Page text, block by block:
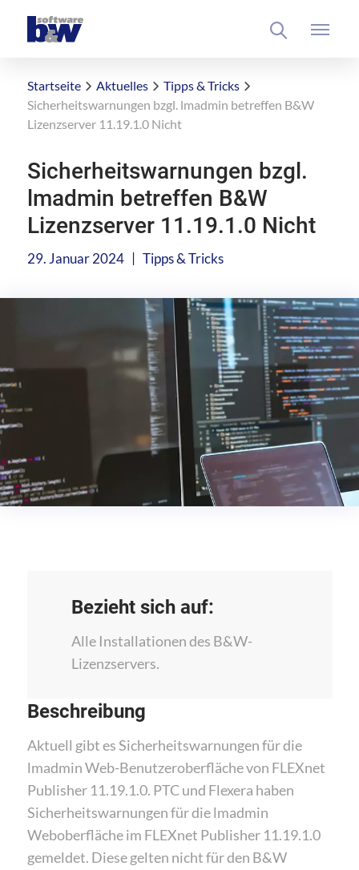
Startseite Aktuelles
Tipps & Tricks
Sicherheitswarnungen bzgl. lmadmin betreffen B&W
Lizenzserver 11.19.1.0 Nicht
Sicherheitswarnungen bzgl.
lmadmin betreffen B&W
Lizenzserver 11.19.1.0 Nicht
29. Januar 2024 | Tipps & Tricks
Bezieht sich auf:
Alle Installationen des B&W-
Lizenzservers.
Beschreibung
Aktuell gibt es Sicherheitswarnungen für die
lmadmin Web-Benutzeroberfläche von FLEXnet
Publisher 11.19.1.0. PTC und Flexera haben
Sicherheitswarnungen für die lmadmin
Weboberfläche im FLEXnet Publisher 11.19.1.0
gemeldet. Diese gelten nicht für den B&W